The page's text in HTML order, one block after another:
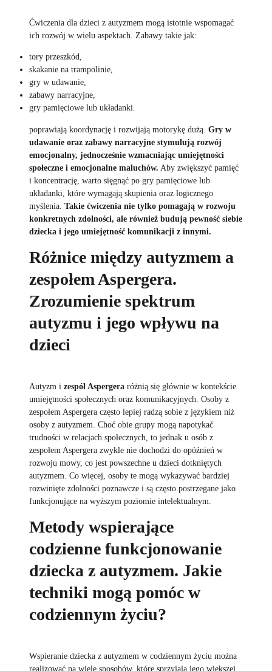
Ćwiczenia dla dzieci z autyzmem mogą istotnie wspomagać
ich rozwój w wielu aspektach. Zabawy takie jak:
tory przeszkód,
skakanie na trampolinie,
gry w udawanie,
zabawy narracyjne,
gry pamięciowe lub układanki.
poprawiają koordynację i rozwijają motorykę dużą. Gry w
udawanie oraz zabawy narracyjne stymulują rozwój
emocjonalny, jednocześnie wzmacniając umiejętności
społeczne i emocjonalne maluchów. Aby zwiększyć pamięć
i koncentrację, warto sięgnąć po gry pamięciowe lub
układanki, które wymagają skupienia oraz logicznego
myślenia. Takie ćwiczenia nie tylko pomagają w rozwoju
konkretnych zdolności, ale również budują pewność siebie
dziecka i jego umiejętność komunikacji z innymi.
Różnice między autyzmem a
zespołem Aspergera.
Zrozumienie spektrum
autyzmu i jego wpływu na
dzieci
Autyzm i zespół Aspergera różnią się głównie w kontekście
umiejętności społecznych oraz komunikacyjnych. Osoby z
zespołem Aspergera często lepiej radzą sobie z językiem niż
osoby z autyzmem. Choć obie grupy mogą napotykać
trudności w relacjach społecznych, to jednak u osób z
zespołem Aspergera zwykle nie dochodzi do opóźnień w
rozwoju mowy, co jest powszechne u dzieci dotkniętych
autyzmem. Co więcej, osoby te mogą wykazywać bardziej
rozwinięte zdolności poznawcze i są często postrzegane jako
funkcjonujące na wyższym poziomie intelektualnym.
Metody wspierające
codzienne funkcjonowanie
dziecka z autyzmem. Jakie
techniki mogą pomóc w
codziennym życiu?
Wspieranie dziecka z autyzmem w codziennym życiu można
realizować na wiele sposobów, które sprzyjają jego większej